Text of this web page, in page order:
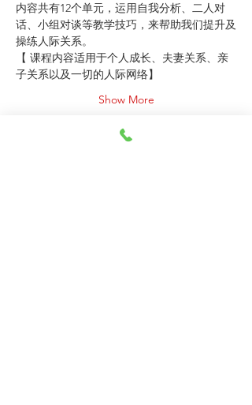
内容共有12个单元，运用自我分析、二人对
话、小组对谈等教学技巧，来帮助我们提升及
【 课程内容适用于个人成长、夫妻关系、亲
子关系以及一切的人际网络】
Show More
RSVP